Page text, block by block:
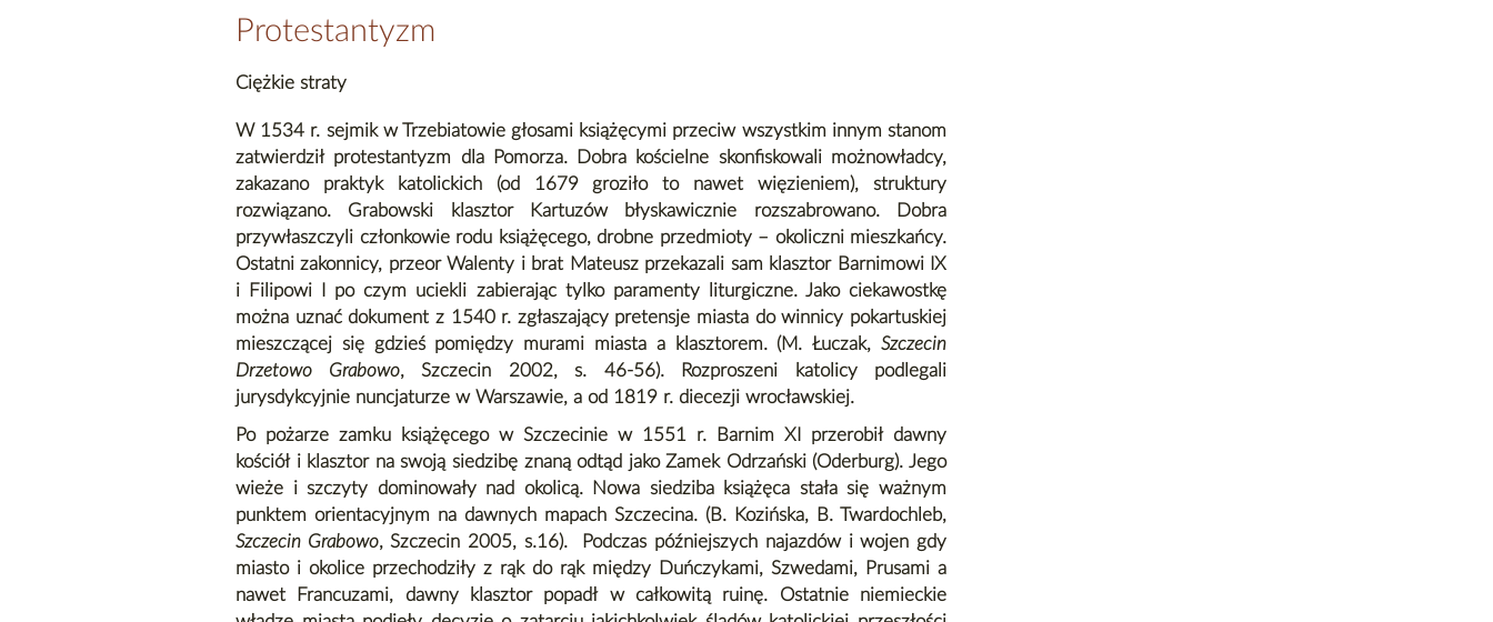
Protestantyzm
Ciężkie straty
W 1534 r. sejmik w Trzebiatowie głosami książęcymi przeciw wszystkim innym stanom
zatwierdził protestantyzm dla Pomorza. Dobra kościelne skonfiskowali możnowładcy,
zakazano praktyk katolickich (od 1679 groziło to nawet więzieniem), struktury
rozwiązano. Grabowski klasztor Kartuzów błyskawicznie rozszabrowano. Dobra
przywłaszczyli członkowie rodu książęcego, drobne przedmioty – okoliczni mieszkańcy.
Ostatni zakonnicy, przeor Walenty i brat Mateusz przekazali sam klasztor Barnimowi IX
i Filipowi I po czym uciekli zabierając tylko paramenty liturgiczne. Jako ciekawostkę
można uznać dokument z 1540 r. zgłaszający pretensje miasta do winnicy pokartuskiej
mieszczącej się gdzieś pomiędzy murami miasta a klasztorem. (M. Łuczak, Szczecin
Drzetowo Grabowo, Szczecin 2002, s. 46-56). Rozproszeni katolicy podlegali
jurysdykcyjnie nuncjaturze w Warszawie, a od 1819 r. diecezji wrocławskiej.
Po pożarze zamku książęcego w Szczecinie w 1551 r. Barnim XI przerobił dawny
kościół i klasztor na swoją siedzibę znaną odtąd jako Zamek Odrzański (Oderburg). Jego
wieże i szczyty dominowały nad okolicą. Nowa siedziba książęca stała się ważnym
punktem orientacyjnym na dawnych mapach Szczecina. (B. Kozińska, B. Twardochleb,
Szczecin Grabowo, Szczecin 2005, s.16). Podczas późniejszych najazdów i wojen gdy
miasto i okolice przechodziły z rąk do rąk między Duńczykami, Szwedami, Prusami a
nawet Francuzami, dawny klasztor popadł w całkowitą ruinę. Ostatnie niemieckie